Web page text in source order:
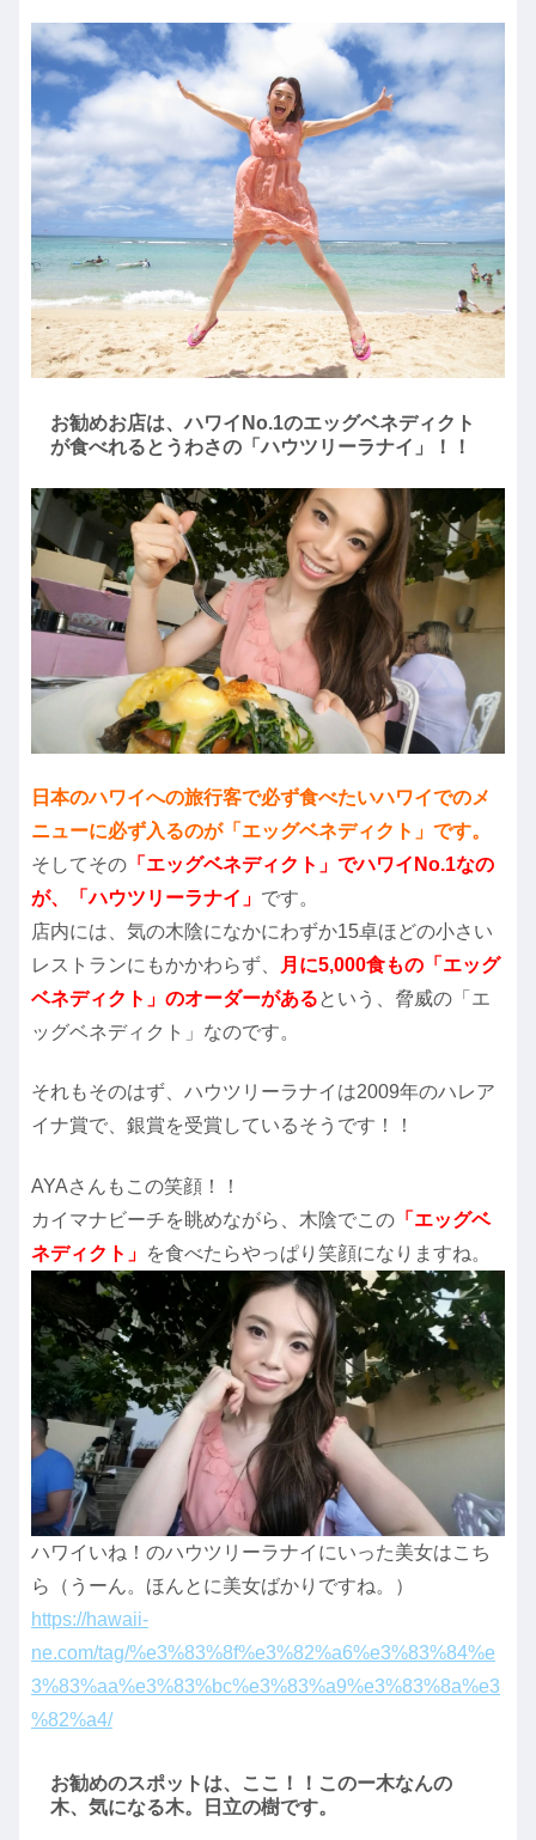
お勧めお店は、ハワイNo.1のエッグベネディクト
が食べれるとうわさの「ハウツリーラナイ」！！
日本のハワイへの旅行客で必ず食べたいハワイでのメ
ニューに必ず入るのが「エッグベネディクト」です。
そしてその 「エッグベネディクト」でハワイNo.1なの
が、「ハウツリーラナイ」 です。
店内には、気の木陰になかにわずか15卓ほどの小さい
レストランにもかかわらず、
月に5,000食もの「エッグ
ベネディクト」のオーダーがあるという、脅威の「エ
ッグベネディクト」なのです。
それもそのはず、ハウツリーラナイは2009年のハレア
イナ賞で、銀賞を受賞しているそうです！！
AYAさんもこの笑顔！！
カイマナビーチを眺めながら、木陰でこの 「エッグベ
ネディクト」 を食べたらやっぱり笑顔になりますね。
ハワイいね！のハウツリーラナイにいった美女はこち
ら（うーん。ほんとに美女ばかりですね。）
https://hawaii-
ne.com/tag/%e3%83%8f%e3%82%a6%e3%83%84%e
3%83%aa%e3%83%bc%e3%83%a9%e3%83%8a%e3
%82%a4/
お勧めのスポットは、ここ！！このー木なんの
木、気になる木。日立の樹です。